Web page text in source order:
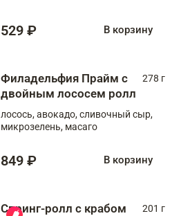
529 ₽ В корзину
Филадельфия Прайм с
двойным лососем ролл
278 г
лосось, авокадо, сливочный сыр,
микрозелень, масаго
849 ₽ В корзину
Спринг-ролл с крабом
201 г